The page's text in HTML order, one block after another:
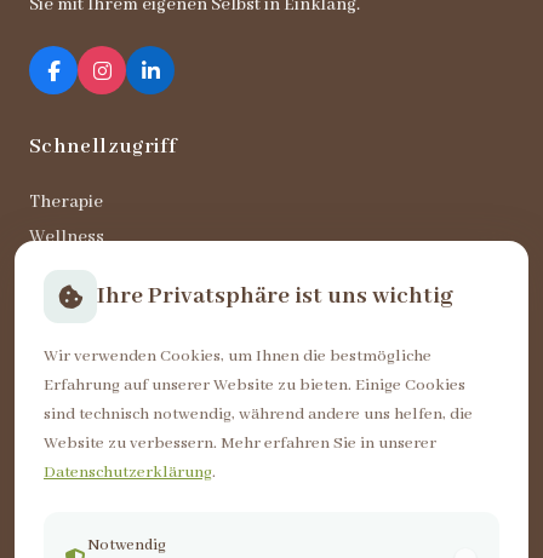
Sie mit Ihrem eigenen Selbst in Einklang.
Schnellzugriff
Therapie
Wellness
KGG
Unser Team
Karriere
Öffnungszeiten
Freitag
Ihre Privatsphäre ist uns wichtig
Wir verwenden Cookies, um Ihnen die bestmögliche
Erfahrung auf unserer Website zu bieten. Einige Cookies
sind technisch notwendig, während andere uns helfen, die
Website zu verbessern. Mehr erfahren Sie in unserer
Datenschutzerklärung.
Notwendig